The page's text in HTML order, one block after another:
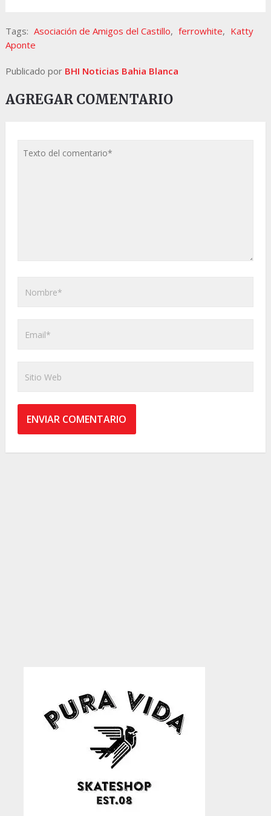
Tags: Asociación de Amigos del Castillo, ferrowhite, Katty
Aponte
Publicado por BHI Noticias Bahia Blanca
AGREGAR COMENTARIO